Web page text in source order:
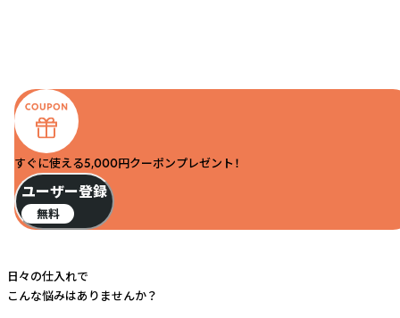
すぐに使える5,000円クーポンプレゼント！
ユーザー登録
無料
日々の仕入れで
こんな悩みはありませんか？